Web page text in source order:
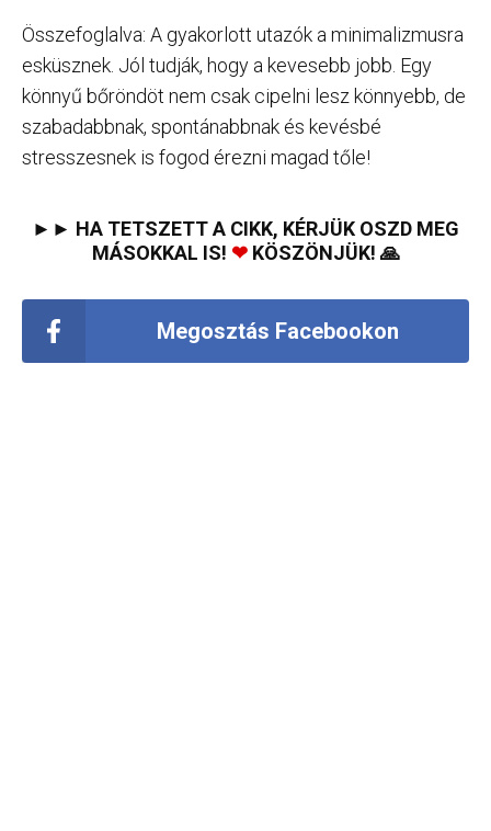
Összefoglalva: A gyakorlott utazók a minimalizmusra
esküsznek. Jól tudják, hogy a kevesebb jobb. Egy
könnyű bőröndöt nem csak cipelni lesz könnyebb, de
szabadabbnak, spontánabbnak és kevésbé
stresszesnek is fogod érezni magad tőle!
►► HA TETSZETT A CIKK, KÉRJÜK OSZD MEG
MÁSOKKAL IS! ❤KÖSZÖNJÜK! 🙏
Megosztás Facebookon